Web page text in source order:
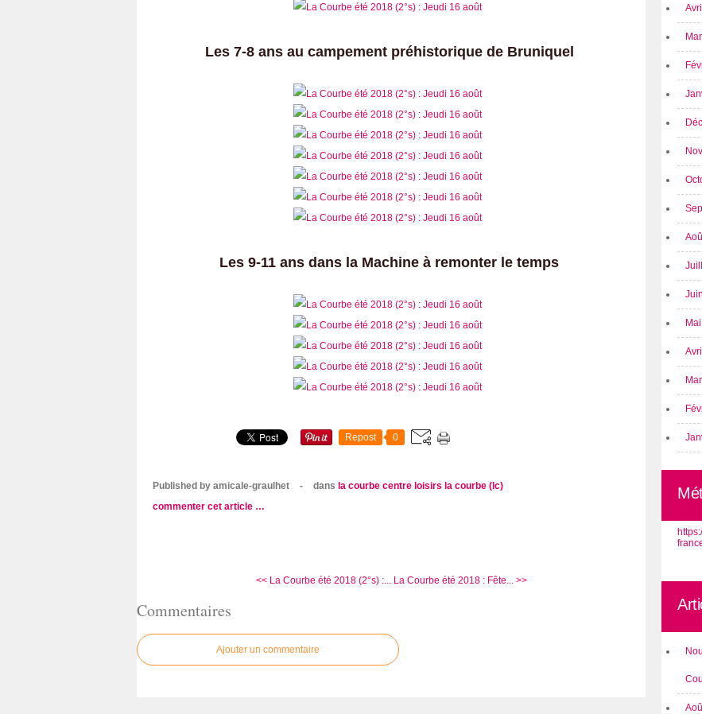
Les 7-8 ans au campement préhistorique de Bruniquel
Les 9-11 ans dans la Machine à remonter le temps
Repost 0
Published by amicale-graulhet - dans la courbe centre loisirs la courbe (lc)
commenter cet article …
<< La Courbe été 2018 (2°s) :... La Courbe été 2018 : Fête... >>
Commentaires
Ajouter un commentaire